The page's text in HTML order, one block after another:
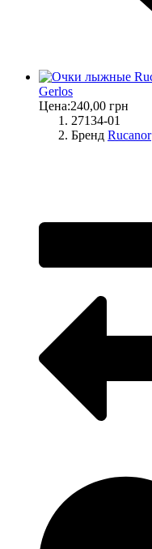
Gerlos
Цена:240,00 грн
27134-01
Бренд Rucanor